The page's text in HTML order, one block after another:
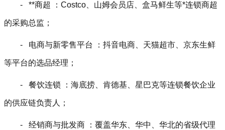
- **商超 ：Costco、山姆会员店、盒马鲜生等*连锁商超
的采购总监；
- 电商与新零售平台 ：抖音电商、天猫超市、京东生鲜
等平台的选品经理；
- 餐饮连锁 ：海底捞、肯德基、星巴克等连锁餐饮企业
的供应链负责人；
- 经销商与批发商 ：覆盖华东、华中、华北的省级代理